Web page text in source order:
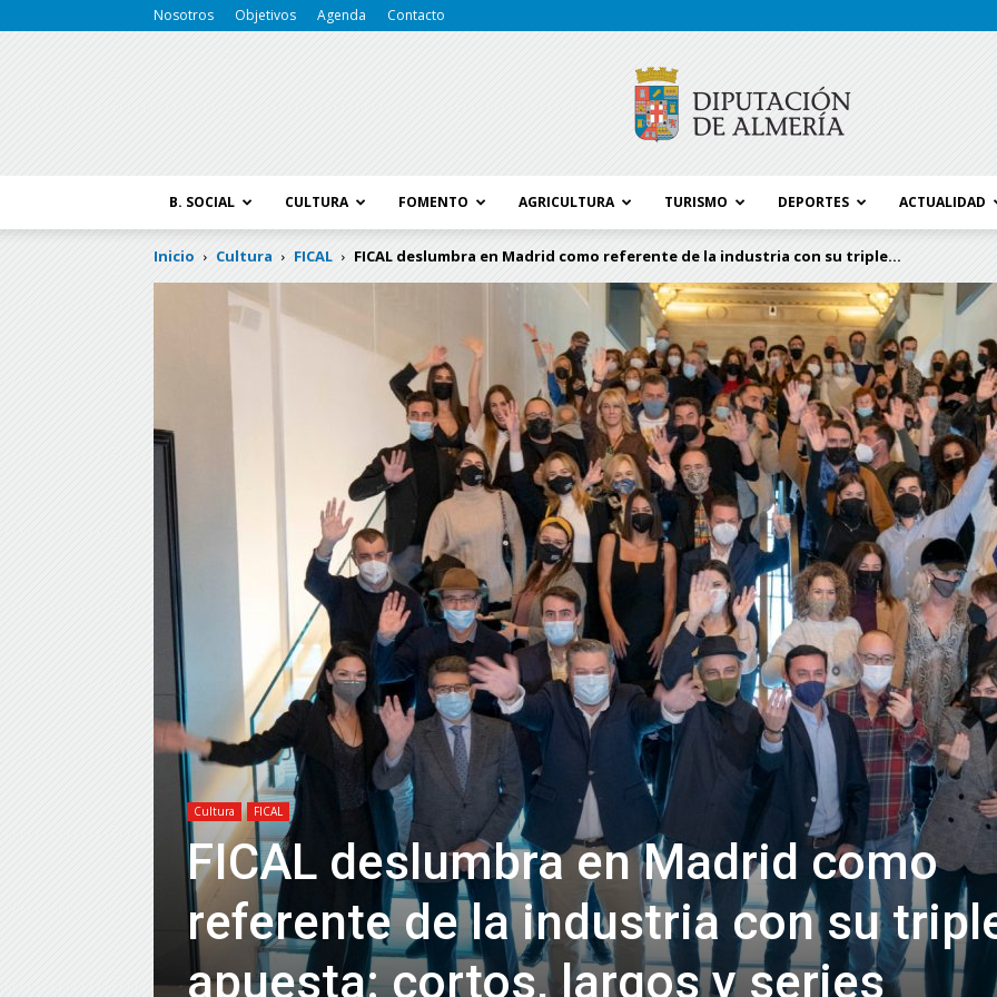
Nosotros Objetivos Agenda Contacto
Diputación
de
Almería
B. SOCIAL CULTURA FOMENTO AGRICULTURA TURISMO DEPORTES ACTUALIDAD
Inicio Cultura FICAL FICAL deslumbra en Madrid como referente de la industria con su triple...
Cultura FICAL
FICAL deslumbra en Madrid como
referente de la industria con su
apuesta: cortos, largos y series